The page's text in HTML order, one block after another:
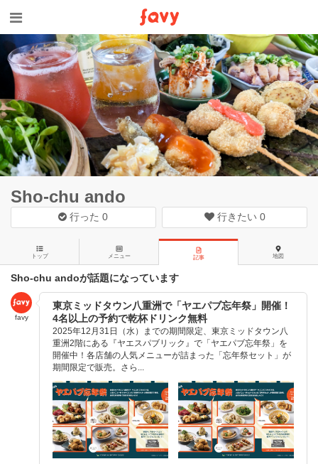
Sho-chu ando
行った0 行きたい 0
トップ メニュー 記事 地図
Sho-chu andoが話題になっています
favy
東京ミッドタウン八重洲で「ヤエパブ忘年祭」開催！
4名以上の予約で乾杯ドリンク無料
2025年12月31日（水）までの期間限定、東京ミッドタウン八
重洲2階にある『ヤエスパブリック』で「ヤエパブ忘年祭」を
開催中！各店舗の人気メニューが詰まった「忘年祭セット」が
期間限定で販売。さら...